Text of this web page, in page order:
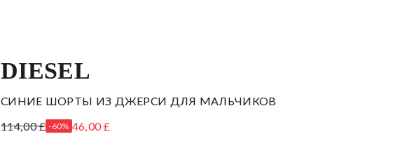
DIESEL
СИНИЕ ШОРТЫ ИЗ ДЖЕРСИ ДЛЯ МАЛЬЧИКОВ
114,00 £ -60% 46,00 £